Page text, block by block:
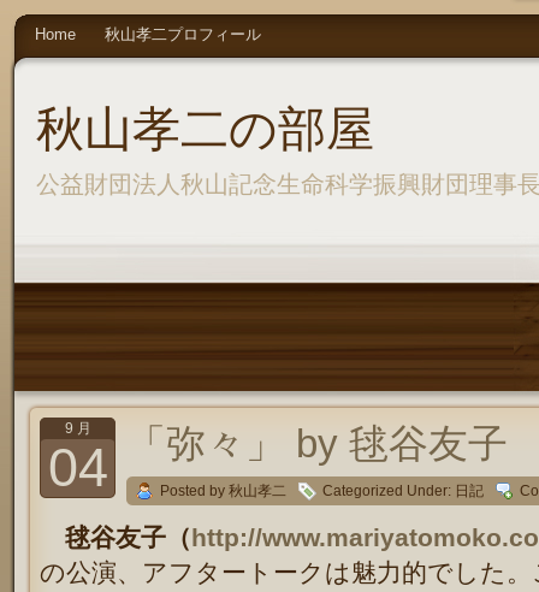
秋山孝二の部屋
公益財団法人秋山記念生命科学振興財団理事
Home 秋山孝二プロフィール
9 月
04 「弥々」 by 毬谷友子
Posted by 秋山孝二 Categorized Under: 日記
毬谷友子（http://
の公演、アフタートークは魅力的でした